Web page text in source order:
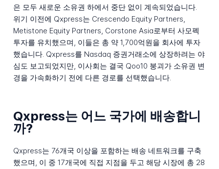
은 모두 새로운 소유권 하에서 중단 없이 계속되었습니다.
위기 이전에 Qxpress는 Crescendo Equity Partners,
Metistone Equity Partners, Corstone Asia로부터 사모펙
투자를 유치했으며, 이들은 총 약 1,700억원을 회사에 투자
했습니다. Qxpress를 Nasdaq 증권거래소에 상장하려는 야
심도 보고되었지만, 이사회는 결국 Qoo10 붕괴가 소유권 변
경을 가속화하기 전에 다른 경로를 선택했습니다.
Qxpress는 어느 국가에 배송합니
까?
Qxpress는 76개국 이상을 포함하는 배송 네트워크를 구축
했으며, 이 중 17개국에 직접 지점을 두고 해당 시장에 총 28